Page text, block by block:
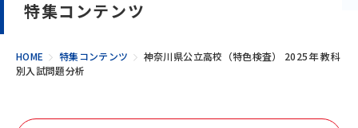
入室をご検討の方へ
合格・進学実績
特集コンテンツ
HOME 特集コンテンツ
神奈川県公立高校（特色検査） 2025年 教科
別入試問題分析